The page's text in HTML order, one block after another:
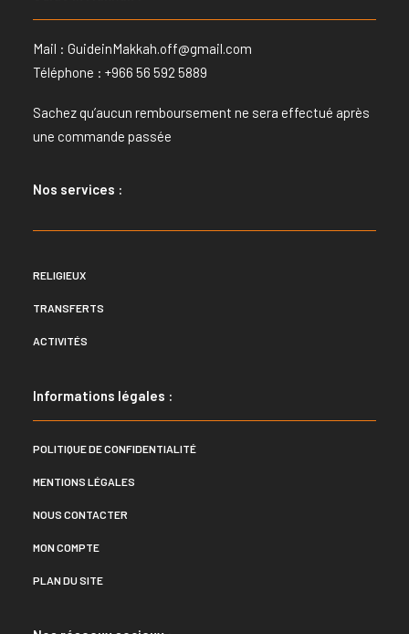
Mail : GuideinMakkah.off@gmail.com
Téléphone : +966 56 592 5889
Sachez qu’aucun remboursement ne sera effectué après
une commande passée
Nos services :
RELIGIEUX
TRANSFERTS
ACTIVITÉS
Informations légales :
POLITIQUE DE CONFIDENTIALITÉ
MENTIONS LÉGALES
NOUS CONTACTER
MON COMPTE
PLAN DU SITE